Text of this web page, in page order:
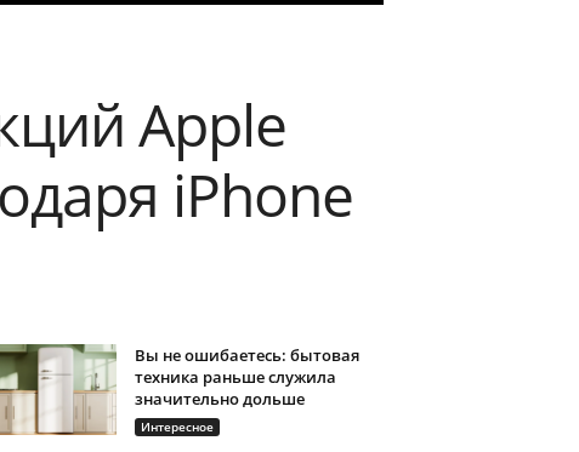
Apple
iPhone
Вы не ошибаетесь: бытовая
техника раньше служила
значительно дольше
Интересное